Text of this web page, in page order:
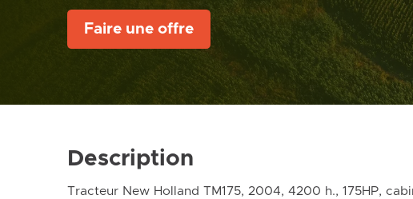
Faire une offre
Description
Tracteur New Holland TM175, 2004, 4200 h., 175HP,